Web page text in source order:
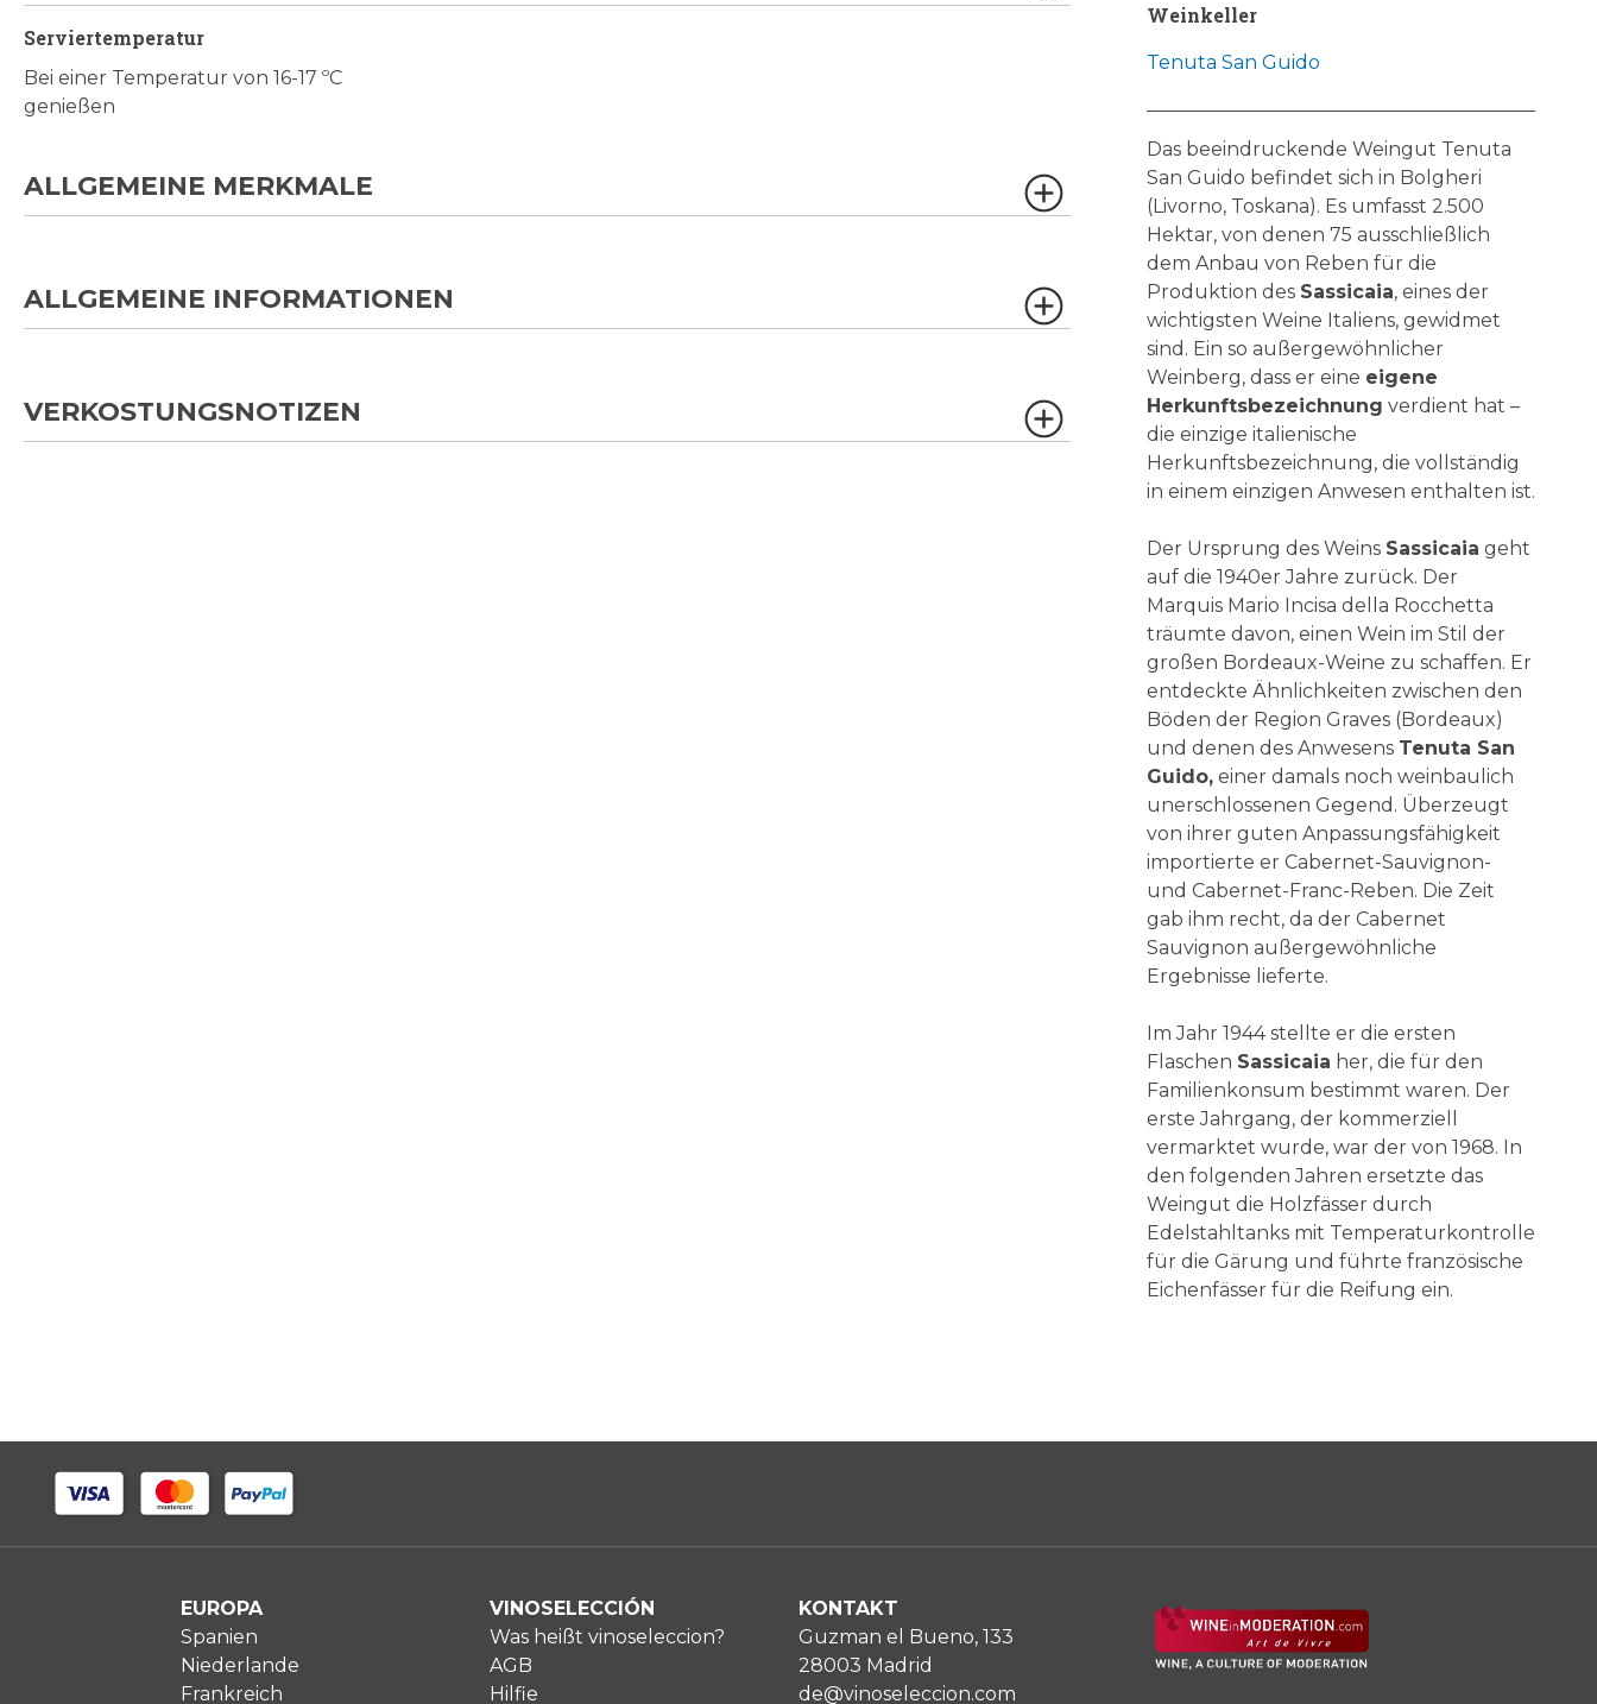
Serviertemperatur
Bei einer Temperatur von 16-17 ºC
genießen
ALLGEMEINE MERKMALE
ALLGEMEINE INFORMATIONEN
VERKOSTUNGSNOTIZEN
Weinkeller
Tenuta San Guido
Das beeindruckende Weingut Tenuta
San Guido befindet sich in Bolgheri
(Livorno, Toskana). Es umfasst 2.500
Hektar, von denen 75 ausschließlich
dem Anbau von Reben für die
Produktion des Sassicaia, eines der
wichtigsten Weine Italiens, gewidmet
sind. Ein so außergewöhnlicher
Weinberg, dass er eine eigene
Herkunftsbezeichnung verdient hat –
die einzige italienische
Herkunftsbezeichnung, die vollständig
in einem einzigen Anwesen enthalten ist.
Der Ursprung des Weins Sassicaia geht
auf die 1940er Jahre zurück. Der
Marquis Mario Incisa della Rocchetta
träumte davon, einen Wein im Stil der
großen Bordeaux-Weine zu schaffen. Er
entdeckte Ähnlichkeiten zwischen den
Böden der Region Graves (Bordeaux)
und denen des Anwesens Tenuta San
Guido,einer damals noch weinbaulich
unerschlossenen Gegend. Überzeugt
von ihrer guten Anpassungsfähigkeit
importierte er Cabernet-Sauvignon-
und Cabernet-Franc-Reben. Die Zeit
gab ihm recht, da der Cabernet
Sauvignon außergewöhnliche
Ergebnisse lieferte.
Im Jahr 1944 stellte er die ersten
Flaschen Sassicaia her, die für den
Familienkonsum bestimmt waren. Der
erste Jahrgang, der kommerziell
vermarktet wurde, war der von 1968. In
den folgenden Jahren ersetzte das
Weingut die Holzfässer durch
Edelstahltanks mit Temperaturkontrolle
für die Gärung und führte französische
Eichenfässer für die Reifung ein.
EUROPA
Spanien
Niederlande
Frankreich
VINOSELECCIÓN
Was heißt vinoseleccion?
AGB
Hilfie
KONTAKT
Guzman el Bueno, 133
28003 Madrid
de@vinoseleccion.com